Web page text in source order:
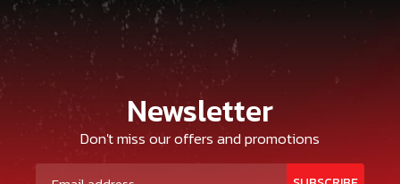
Newsletter
Don't miss our offers and promotions